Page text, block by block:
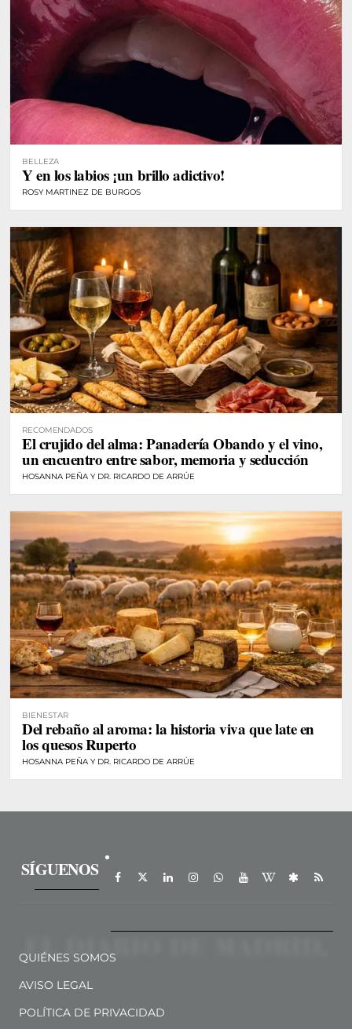
BELLEZA
Y en los labios ¡un brillo adictivo!
ROSY MARTINEZ DE BURGOS
RECOMENDADOS
El crujido del alma: Panadería Obando y el vino,
un encuentro entre sabor, memoria y seducción
HOSANNA PEÑA Y DR. RICARDO DE ARRÚE
BIENESTAR
Del rebaño al aroma: la historia viva que late en
los quesos Ruperto
HOSANNA PEÑA Y DR. RICARDO DE ARRÚE
SÍGUENOS
QUIÉNES SOMOS
AVISO LEGAL
POLÍTICA DE PRIVACIDAD